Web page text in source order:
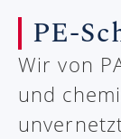
プ PE-
Wir von
und